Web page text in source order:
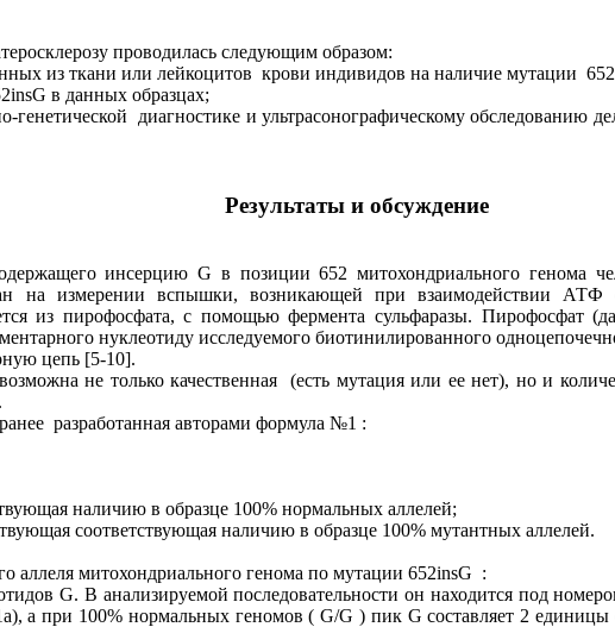
проводилась следующим образом:
из ткани или лейкоцитов крови индивидов на наличие мутации
в данных образцах;
диагностике и ультрасонографическому обследованию
Результаты и обсуждение
инсерцию G в позиции 652 митохондриального генома
на измерении вспышки, возникающей при взаимодействии АТФ
из пирофосфата, с помощью фермента сульфаразы. Пирофосфат
нуклеотиду исследуемого биотинилированного
цепь [5-10].
не только качественная (есть мутация или ее нет), но и
разработанная авторами формула №1 :
наличию в образце 100% нормальных аллелей;
соответствующая наличию в образце 100% мутантных аллелей.
аллеля митохондриального генома по мутации 652insG :
G. В анализируемой последовательности он находится под
а при 100% нормальных геномов ( G/G ) пик G составляет 2